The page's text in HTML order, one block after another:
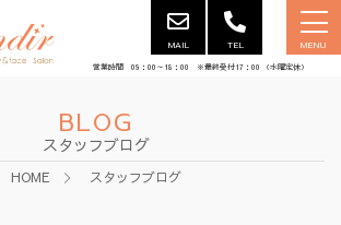
MAIL TEL MENU
営業時間 09：00～18：00 ※最終受付17：00 （水曜定休）
BLOG
スタッフブログ
HOME スタッフブログ